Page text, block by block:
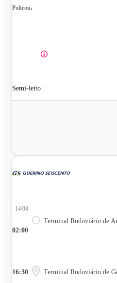
Poltrona
Semi-leito
02:00
14/08
Terminal Rodoviário de
16:30 Terminal Rodoviário de